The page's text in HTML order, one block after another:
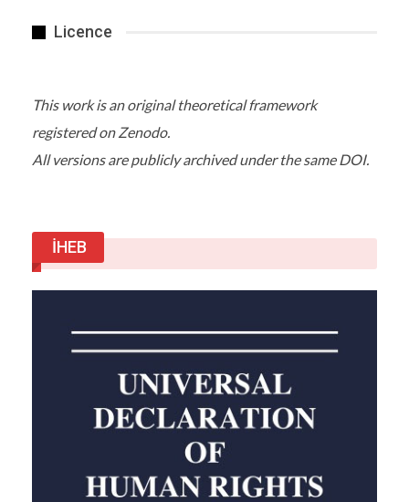
başkanlığındaki ABD heyeti dün Dışişleri Bakanlığı
ve Genelkurmay Başkanlığı’ndan bir dizi görüşme
gerçekleştirdi. Görüşmelerde Afrin’de başlatılan
bütün ikazlarına rağmen terör örgütü PYD/YPG’ye
binlerce tır dolusu silah gönderen ve Türkiye’nin
hassasiyetlerini ısrarla göz ardı eden
mesafeli yaklaşıyor.
Licence
This work is an original theoretical framework
registered on Zenodo.
All versions are publicly archived under the same DOI.
İHEB